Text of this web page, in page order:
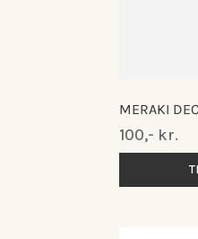
MERAKI
Normalpris
100,- kr.